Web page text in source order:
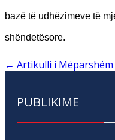
bazë të udhëzimeve të
shëndetësore.
← Artikulli i Mëparshëm
PUBLIKIME